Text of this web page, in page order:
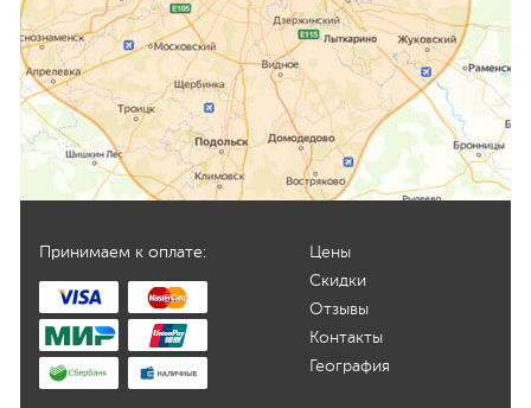
Принимаем к оплате:
Цены
Скидки
Отзывы
Контакты
География